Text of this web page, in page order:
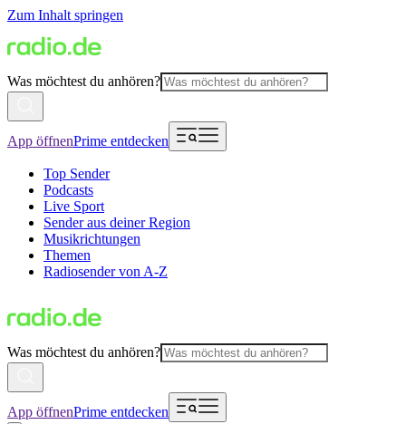
Zum Inhalt springen
Was möchtest du anhören?
App öffnenPrime entdecken
Top Sender
Podcasts
Live Sport
Sender aus deiner Region
Musikrichtungen
Themen
Radiosender von A-Z
Was möchtest du anhören?
App öffnenPrime entdecken